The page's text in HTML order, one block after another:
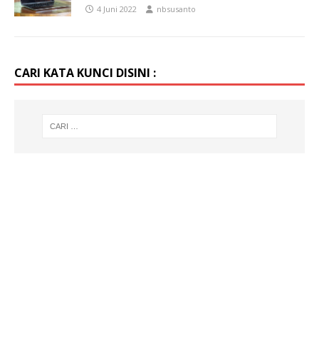
4 Juni 2022 nbsusanto
CARI KATA KUNCI DISINI :